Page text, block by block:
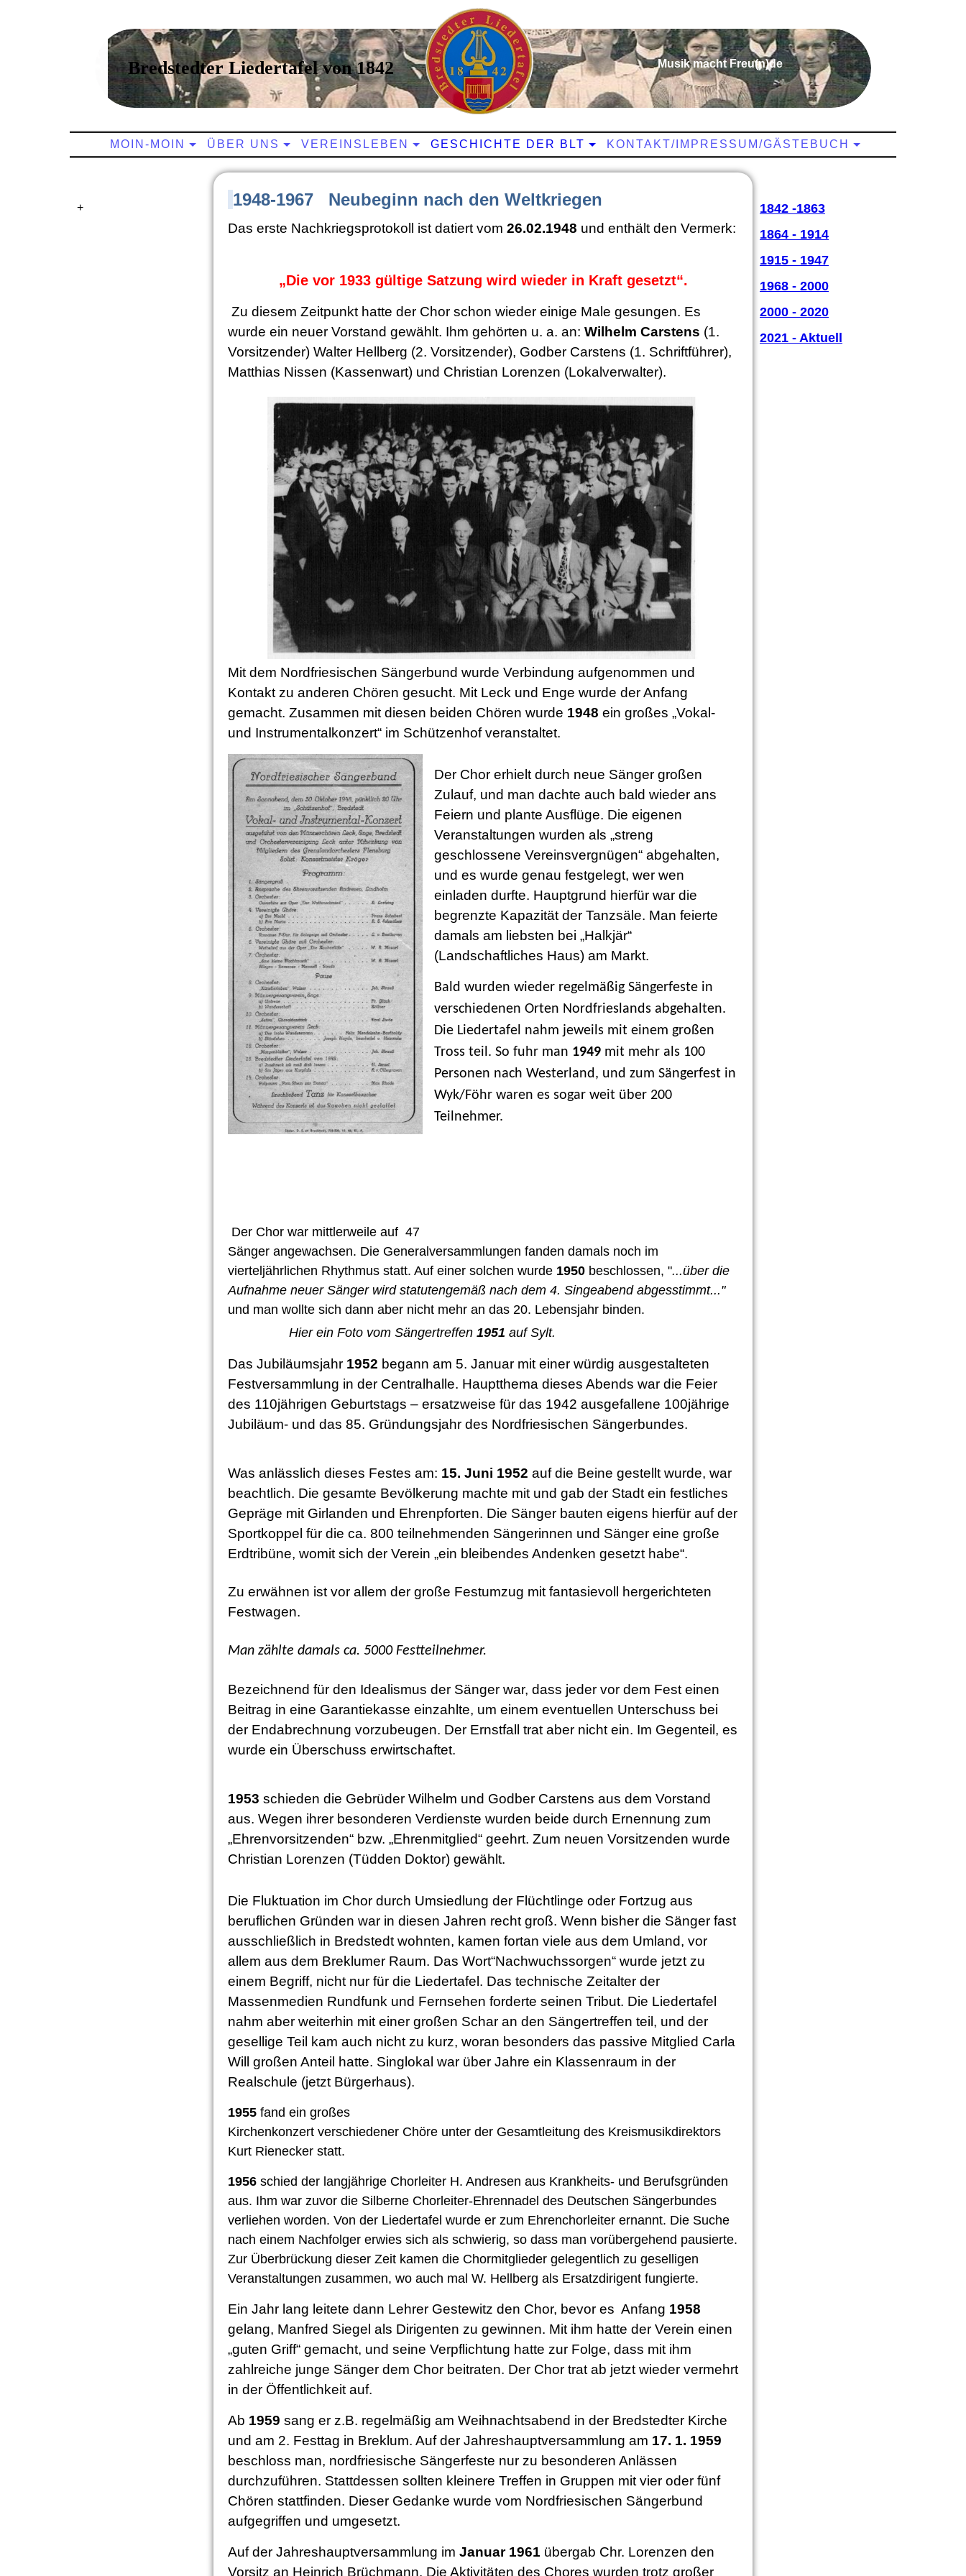
Bredstedter Liedertafel von 1842 Musik macht Freu(n)de
MOIN-MOIN ÜBER UNS VEREINSLEBEN GESCHICHTE DER BLT KONTAKT/IMPRESSUM/GÄSTEBUCH
1948-1967 Neubeginn nach den Weltkriegen
Das erste Nachkriegsprotokoll ist datiert vom 26.02.1948 und enthält den Vermerk:
„Die vor 1933 gültige Satzung wird wieder in Kraft gesetzt“.
Zu diesem Zeitpunkt hatte der Chor schon wieder einige Male gesungen. Es
wurde ein neuer Vorstand gewählt. Ihm gehörten u. a. an: Wilhelm Carstens (1.
Vorsitzender) Walter Hellberg (2. Vorsitzender), Godber Carstens (1. Schriftführer),
Matthias Nissen (Kassenwart) und Christian Lorenzen (Lokalverwalter).
Mit dem Nordfriesischen Sängerbund wurde Verbindung aufgenommen und
Kontakt zu anderen Chören gesucht. Mit Leck und Enge wurde der Anfang
gemacht. Zusammen mit diesen beiden Chören wurde 1948 ein großes „Vokal-
und Instrumentalkonzert“ im Schützenhof veranstaltet.
Der Chor erhielt durch neue Sänger großen
Zulauf, und man dachte auch bald wieder ans
Feiern und plante Ausflüge. Die eigenen
Veranstaltungen wurden als „streng
geschlossene Vereinsvergnügen“ abgehalten,
und es wurde genau festgelegt, wer wen
einladen durfte. Hauptgrund hierfür war die
begrenzte Kapazität der Tanzsäle. Man feierte
damals am liebsten bei „Halkjär“
(Landschaftliches Haus) am Markt.
Bald wurden wieder regelmäßig Sängerfeste in
verschiedenen Orten Nordfrieslands abgehalten.
Die Liedertafel nahm jeweils mit einem großen
Tross teil. So fuhr man 1949 mit mehr als 100
Personen nach Westerland, und zum Sängerfest in
Wyk/Föhr waren es sogar weit über 200
Teilnehmer.
Der Chor war mittlerweile auf 47
Sänger angewachsen. Die Generalversammlungen fanden damals noch im
vierteljährlichen Rhythmus statt. Auf einer solchen wurde 1950 beschlossen, "...über die
Aufnahme neuer Sänger wird statutengemäß nach dem 4. Singeabend abgesstimmt..."
und man wollte sich dann aber nicht mehr an das 20. Lebensjahr binden.
Hier ein Foto vom Sängertreffen 1951 auf Sylt.
Das Jubiläumsjahr 1952 begann am 5. Januar mit einer würdig ausgestalteten
Festversammlung in der Centralhalle. Hauptthema dieses Abends war die Feier
des 110jährigen Geburtstags – ersatzweise für das 1942 ausgefallene 100jährige
Jubiläum- und das 85. Gründungsjahr des Nordfriesischen Sängerbundes.
Was anlässlich dieses Festes am: 15. Juni 1952 auf die Beine gestellt wurde, war
beachtlich. Die gesamte Bevölkerung machte mit und gab der Stadt ein festliches
Gepräge mit Girlanden und Ehrenpforten. Die Sänger bauten eigens hierfür auf der
Sportkoppel für die ca. 800 teilnehmenden Sängerinnen und Sänger eine große
Erdtribüne, womit sich der Verein „ein bleibendes Andenken gesetzt habe“.
Zu erwähnen ist vor allem der große Festumzug mit fantasievoll hergerichteten
Festwagen.
Man zählte damals ca. 5000 Festteilnehmer.
Bezeichnend für den Idealismus der Sänger war, dass jeder vor dem Fest einen
Beitrag in eine Garantiekasse einzahlte, um einem eventuellen Unterschuss bei
der Endabrechnung vorzubeugen. Der Ernstfall trat aber nicht ein. Im Gegenteil, es
wurde ein Überschuss erwirtschaftet.
1953 schieden die Gebrüder Wilhelm und Godber Carstens aus dem Vorstand
aus. Wegen ihrer besonderen Verdienste wurden beide durch Ernennung zum
„Ehrenvorsitzenden“ bzw. „Ehrenmitglied“ geehrt. Zum neuen Vorsitzenden wurde
Christian Lorenzen (Tüdden Doktor) gewählt.
Die Fluktuation im Chor durch Umsiedlung der Flüchtlinge oder Fortzug aus
beruflichen Gründen war in diesen Jahren recht groß. Wenn bisher die Sänger fast
ausschließlich in Bredstedt wohnten, kamen fortan viele aus dem Umland, vor
allem aus dem Breklumer Raum. Das Wort“Nachwuchssorgen“ wurde jetzt zu
einem Begriff, nicht nur für die Liedertafel. Das technische Zeitalter der
Massenmedien Rundfunk und Fernsehen forderte seinen Tribut. Die Liedertafel
nahm aber weiterhin mit einer großen Schar an den Sängertreffen teil, und der
gesellige Teil kam auch nicht zu kurz, woran besonders das passive Mitglied Carla
Will großen Anteil hatte. Singlokal war über Jahre ein Klassenraum in der
Realschule (jetzt Bürgerhaus).
1955 fand ein großes
Kirchenkonzert verschiedener Chöre unter der Gesamtleitung des Kreismusikdirektors
Kurt Rienecker statt.
1956 schied der langjährige Chorleiter H. Andresen aus Krankheits- und Berufsgründen
aus. Ihm war zuvor die Silberne Chorleiter-Ehrennadel des Deutschen Sängerbundes
verliehen worden. Von der Liedertafel wurde er zum Ehrenchorleiter ernannt. Die Suche
nach einem Nachfolger erwies sich als schwierig, so dass man vorübergehend pausierte.
Zur Überbrückung dieser Zeit kamen die Chormitglieder gelegentlich zu geselligen
Veranstaltungen zusammen, wo auch mal W. Hellberg als Ersatzdirigent fungierte.
Ein Jahr lang leitete dann Lehrer Gestewitz den Chor, bevor es Anfang 1958
gelang, Manfred Siegel als Dirigenten zu gewinnen. Mit ihm hatte der Verein einen
„guten Griff“ gemacht, und seine Verpflichtung hatte zur Folge, dass mit ihm
zahlreiche junge Sänger dem Chor beitraten. Der Chor trat ab jetzt wieder vermehrt
in der Öffentlichkeit auf.
Ab 1959 sang er z.B. regelmäßig am Weihnachtsabend in der Bredstedter Kirche
und am 2. Festtag in Breklum. Auf der Jahreshauptversammlung am 17. 1. 1959
beschloss man, nordfriesische Sängerfeste nur zu besonderen Anlässen
durchzuführen. Stattdessen sollten kleinere Treffen in Gruppen mit vier oder fünf
Chören stattfinden. Dieser Gedanke wurde vom Nordfriesischen Sängerbund
aufgegriffen und umgesetzt.
Auf der Jahreshauptversammlung im Januar 1961 übergab Chr. Lorenzen den
Vorsitz an Heinrich Brüchmann. Die Aktivitäten des Chores wurden trotz großer
+
1842 -1863
1864 - 1914
1915 - 1947
1968 - 2000
2000 - 2020
2021 - Aktuell